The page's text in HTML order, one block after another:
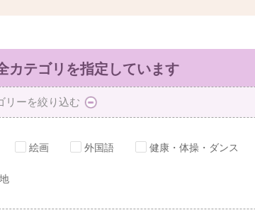
カテゴリを指定しています
リーを絞り込む
絵画 外国語 健康・体操・ダンス